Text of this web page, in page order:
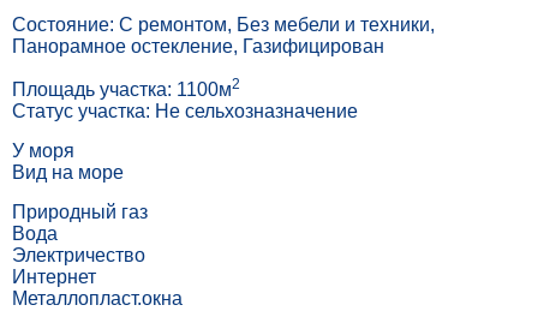
Состояние: С ремонтом, Без мебели и техники,
Панорамное остекление, Газифицирован
Площадь участка: 1100м2
Статус участка: Не сельхозназначение
У моря
Вид на море
Природный газ
Вода
Электричество
Интернет
Металлопласт.окна